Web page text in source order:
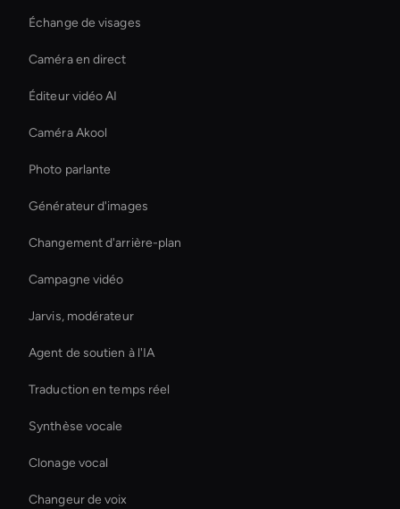
Échange de visages
Caméra en direct
Éditeur vidéo AI
Caméra Akool
Photo parlante
Générateur d'images
Changement d'arrière-plan
Campagne vidéo
Jarvis, modérateur
Agent de soutien à l'IA
Traduction en temps réel
Synthèse vocale
Clonage vocal
Changeur de voix